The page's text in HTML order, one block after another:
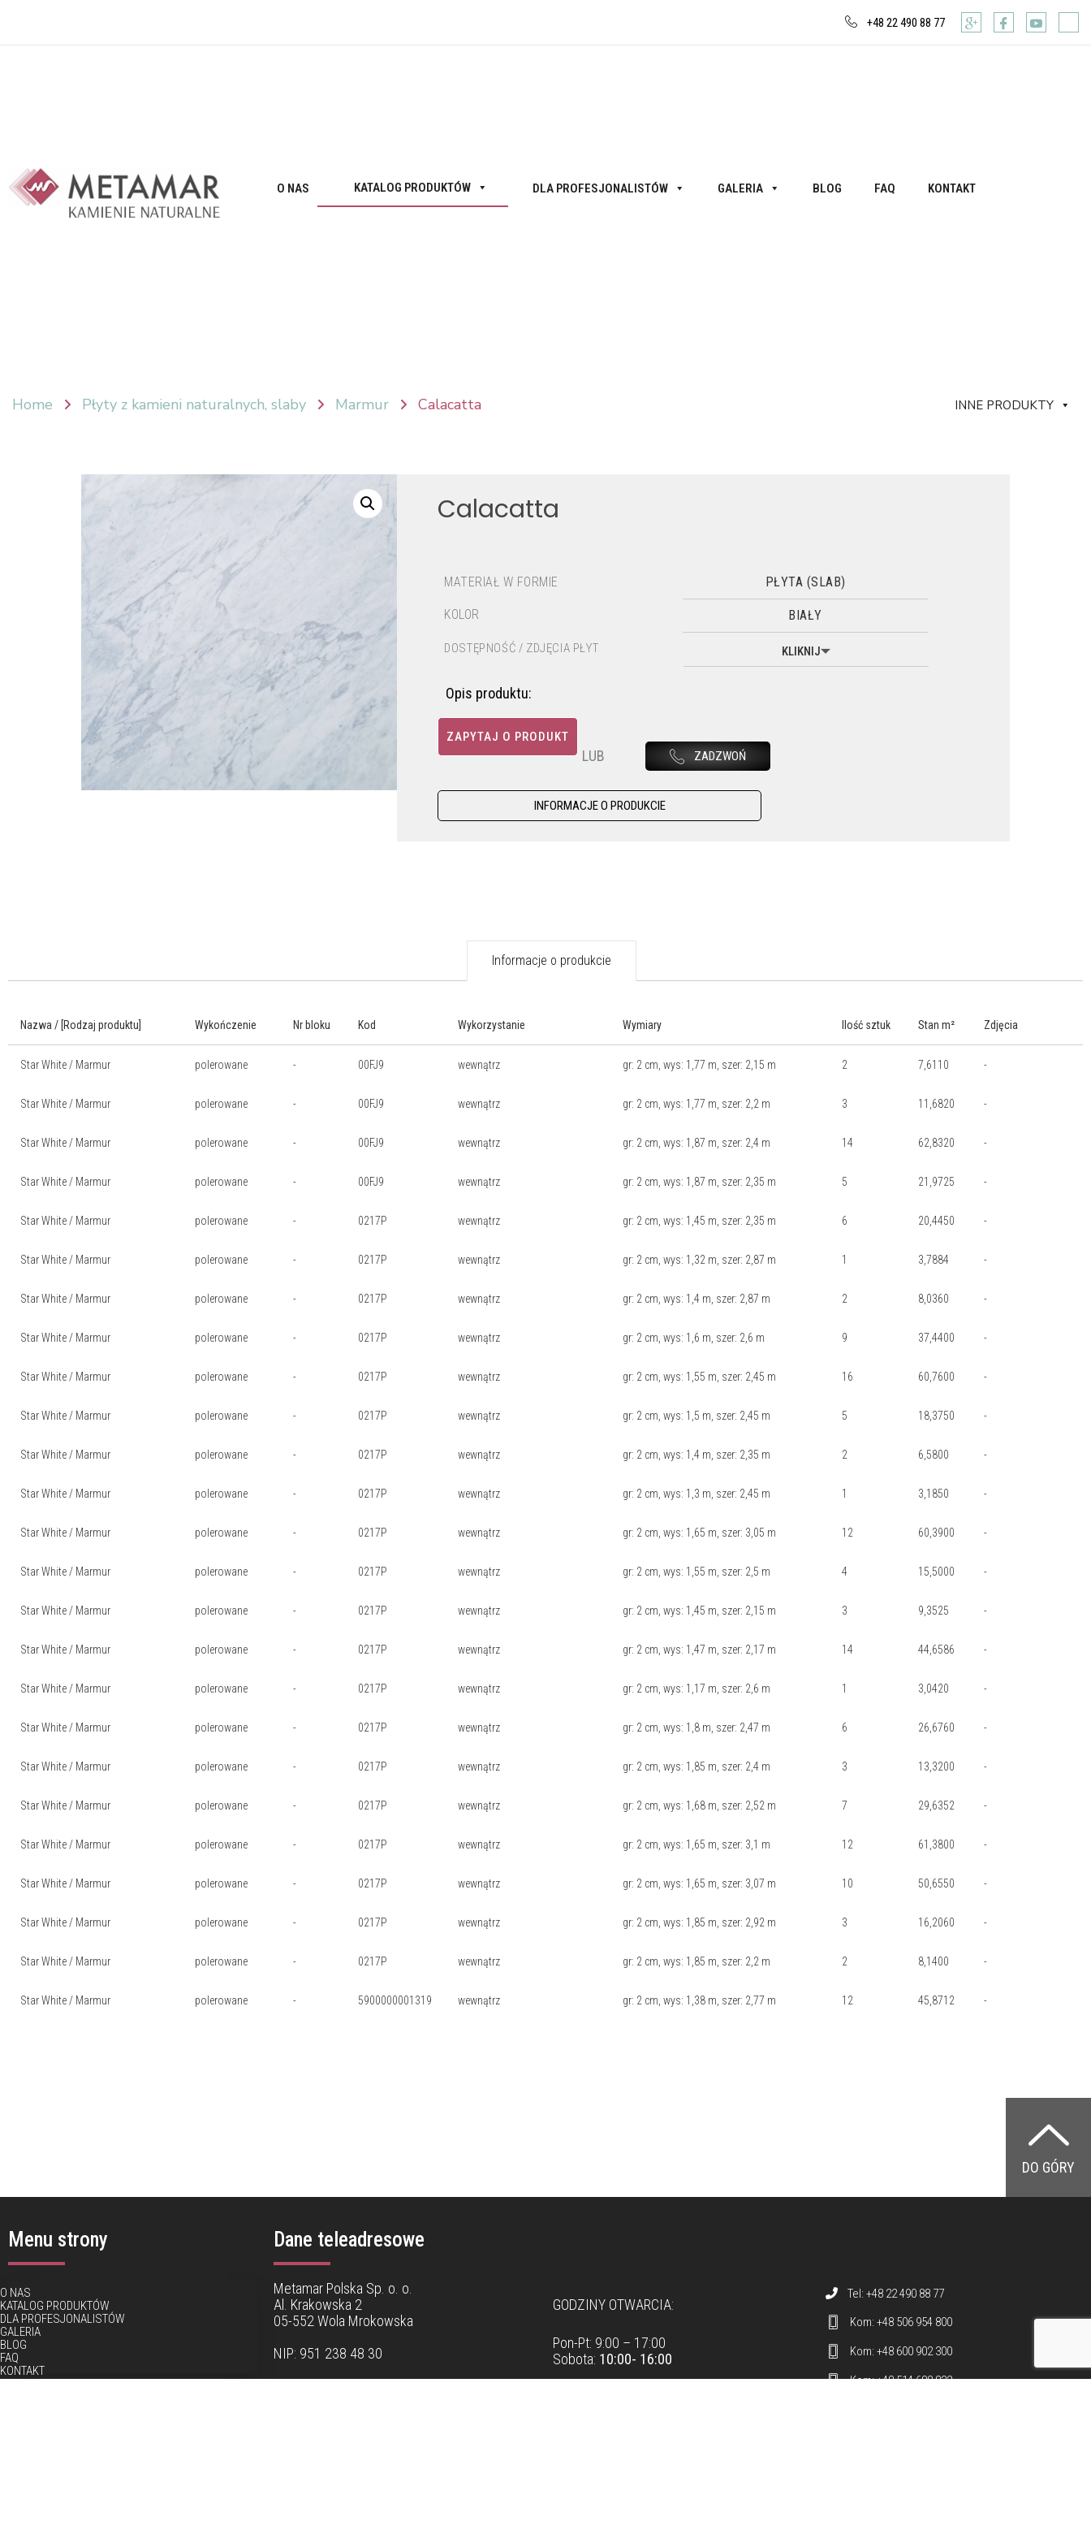
+48 22 490 88 77
O NAS KATALOG PRODUKTÓW DLA PROFESJONALISTÓW GALERIA BLOG FAQ KONTAKT
Home Płyty z kamieni naturalnych, slaby Marmur Calacatta INNE PRODUKTY
Calacatta
MATERIAŁ W FORMIE PŁYTA (SLAB)
KOLOR BIAŁY
DOSTĘPNOŚĆ / ZDJĘCIA PŁYT KLIKNIJ
Opis produktu:
ZAPYTAJ O PRODUKT
LUB ZADZWOŃ
INFORMACJE O PRODUKCIE
Informacje o produkcie
Nazwa / [Rodzaj produktu] Wykończenie Nr bloku Kod Wykorzystanie Wymiary Ilość sztuk Stan m² Zdjęcia
Star White / Marmur polerowane - 00FJ9 wewnątrz gr: 2 cm, wys: 1,77 m, szer: 2,15 m 2 7,6110 -
Star White / Marmur polerowane - 00FJ9 wewnątrz gr: 2 cm, wys: 1,77 m, szer: 2,2 m 3 11,6820 -
Star White / Marmur polerowane - 00FJ9 wewnątrz gr: 2 cm, wys: 1,87 m, szer: 2,4 m 14 62,8320 -
Star White / Marmur polerowane - 00FJ9 wewnątrz gr: 2 cm, wys: 1,87 m, szer: 2,35 m 5 21,9725 -
Star White / Marmur polerowane - 0217P wewnątrz gr: 2 cm, wys: 1,45 m, szer: 2,35 m 6 20,4450 -
Star White / Marmur polerowane - 0217P wewnątrz gr: 2 cm, wys: 1,32 m, szer: 2,87 m 1 3,7884 -
Star White / Marmur polerowane - 0217P wewnątrz gr: 2 cm, wys: 1,4 m, szer: 2,87 m 2 8,0360 -
Star White / Marmur polerowane - 0217P wewnątrz gr: 2 cm, wys: 1,6 m, szer: 2,6 m 9 37,4400 -
Star White / Marmur polerowane - 0217P wewnątrz gr: 2 cm, wys: 1,55 m, szer: 2,45 m 16 60,7600 -
Star White / Marmur polerowane - 0217P wewnątrz gr: 2 cm, wys: 1,5 m, szer: 2,45 m 5 18,3750 -
Star White / Marmur polerowane - 0217P wewnątrz gr: 2 cm, wys: 1,4 m, szer: 2,35 m 2 6,5800 -
Star White / Marmur polerowane - 0217P wewnątrz gr: 2 cm, wys: 1,3 m, szer: 2,45 m 1 3,1850 -
Star White / Marmur polerowane - 0217P wewnątrz gr: 2 cm, wys: 1,65 m, szer: 3,05 m 12 60,3900 -
Star White / Marmur polerowane - 0217P wewnątrz gr: 2 cm, wys: 1,55 m, szer: 2,5 m 4 15,5000 -
Star White / Marmur polerowane - 0217P wewnątrz gr: 2 cm, wys: 1,45 m, szer: 2,15 m 3 9,3525 -
Star White / Marmur polerowane - 0217P wewnątrz gr: 2 cm, wys: 1,47 m, szer: 2,17 m 14 44,6586 -
Star White / Marmur polerowane - 0217P wewnątrz gr: 2 cm, wys: 1,17 m, szer: 2,6 m 1 3,0420 -
Star White / Marmur polerowane - 0217P wewnątrz gr: 2 cm, wys: 1,8 m, szer: 2,47 m 6 26,6760 -
Star White / Marmur polerowane - 0217P wewnątrz gr: 2 cm, wys: 1,85 m, szer: 2,4 m 3 13,3200 -
Star White / Marmur polerowane - 0217P wewnątrz gr: 2 cm, wys: 1,68 m, szer: 2,52 m 7 29,6352 -
Star White / Marmur polerowane - 0217P wewnątrz gr: 2 cm, wys: 1,65 m, szer: 3,1 m 12 61,3800 -
Star White / Marmur polerowane - 0217P wewnątrz gr: 2 cm, wys: 1,65 m, szer: 3,07 m 10 50,6550 -
Star White / Marmur polerowane - 0217P wewnątrz gr: 2 cm, wys: 1,85 m, szer: 2,92 m 3 16,2060 -
Star White / Marmur polerowane - 0217P wewnątrz gr: 2 cm, wys: 1,85 m, szer: 2,2 m 2 8,1400 -
Star White / Marmur polerowane - 5900000001319 wewnątrz gr: 2 cm, wys: 1,38 m, szer: 2,77 m 12 45,8712 -
DO GÓRY
Menu strony
O NAS
KATALOG PRODUKTÓW
DLA PROFESJONALISTÓW
GALERIA
BLOG
FAQ
KONTAKT
Dane teleadresowe
Metamar Polska Sp. o. o.
Al. Krakowska 2
05-552 Wola Mrokowska
NIP: 951 238 48 30
GODZINY OTWARCIA:
Pon-Pt: 9:00 – 17:00
Sobota: 10:00- 16:00
Tel: +48 22 490 88 77
Kom: +48 506 954 800
Kom: +48 600 902 300
Kom: +48 514 688 832